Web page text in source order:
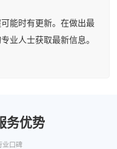
能时有更新。在做出最
业人士获取最新信息。
务优势
业口碑